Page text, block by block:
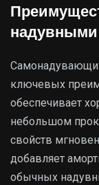
ключевых
обеспечивает
небольшом
свойств
добавляет
обычных